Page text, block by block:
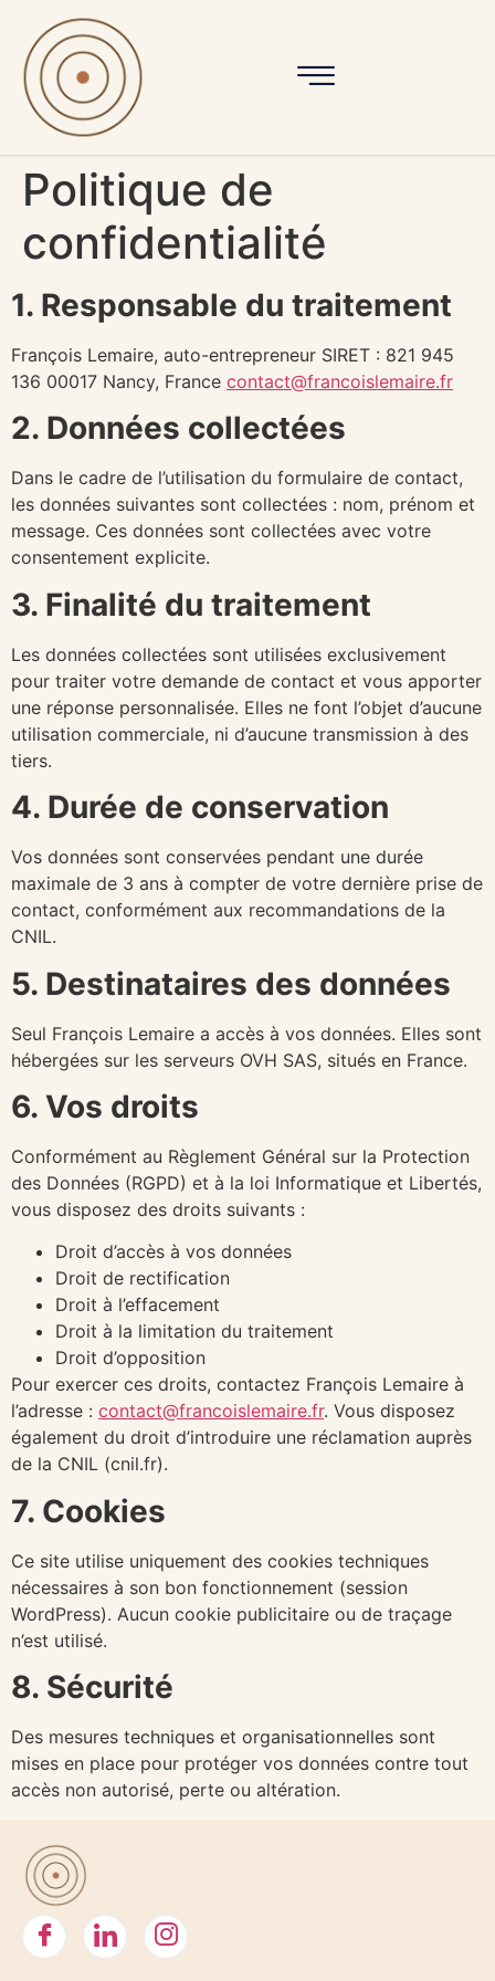
Politique de
confidentialité
1. Responsable du traitement
François Lemaire, auto-entrepreneur SIRET : 821 945
136 00017 Nancy, France contact@francoislemaire.fr
2. Données collectées
Dans le cadre de l’utilisation du formulaire de contact,
les données suivantes sont collectées : nom, prénom et
message. Ces données sont collectées avec votre
consentement explicite.
3. Finalité du traitement
Les données collectées sont utilisées exclusivement
pour traiter votre demande de contact et vous apporter
une réponse personnalisée. Elles ne font l’objet d’aucune
utilisation commerciale, ni d’aucune transmission à des
tiers.
4. Durée de conservation
Vos données sont conservées pendant une durée
maximale de 3 ans à compter de votre dernière prise de
contact, conformément aux recommandations de la
CNIL.
5. Destinataires des données
Seul François Lemaire a accès à vos données. Elles sont
hébergées sur les serveurs OVH SAS, situés en France.
6. Vos droits
Conformément au Règlement Général sur la Protection
des Données (RGPD) et à la loi Informatique et Libertés,
vous disposez des droits suivants :
Droit d’accès à vos données
Droit de rectification
Droit à l’effacement
Droit à la limitation du traitement
Droit d’opposition
Pour exercer ces droits, contactez François Lemaire à
l’adresse : contact@francoislemaire.fr. Vous disposez
également du droit d’introduire une réclamation auprès
de la CNIL (cnil.fr).
7. Cookies
Ce site utilise uniquement des cookies techniques
nécessaires à son bon fonctionnement (session
WordPress). Aucun cookie publicitaire ou de traçage
n’est utilisé.
8. Sécurité
Des mesures techniques et organisationnelles sont
mises en place pour protéger vos données contre tout
accès non autorisé, perte ou altération.